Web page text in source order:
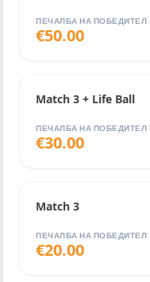
ПЕЧАЛБА НА ПОБЕДИТЕЛ
€50.00
Match 3 + Life Ball
ПЕЧАЛБА НА ПОБЕДИТЕЛ
€30.00
Match 3
ПЕЧАЛБА НА ПОБЕДИТЕЛ
€20.00